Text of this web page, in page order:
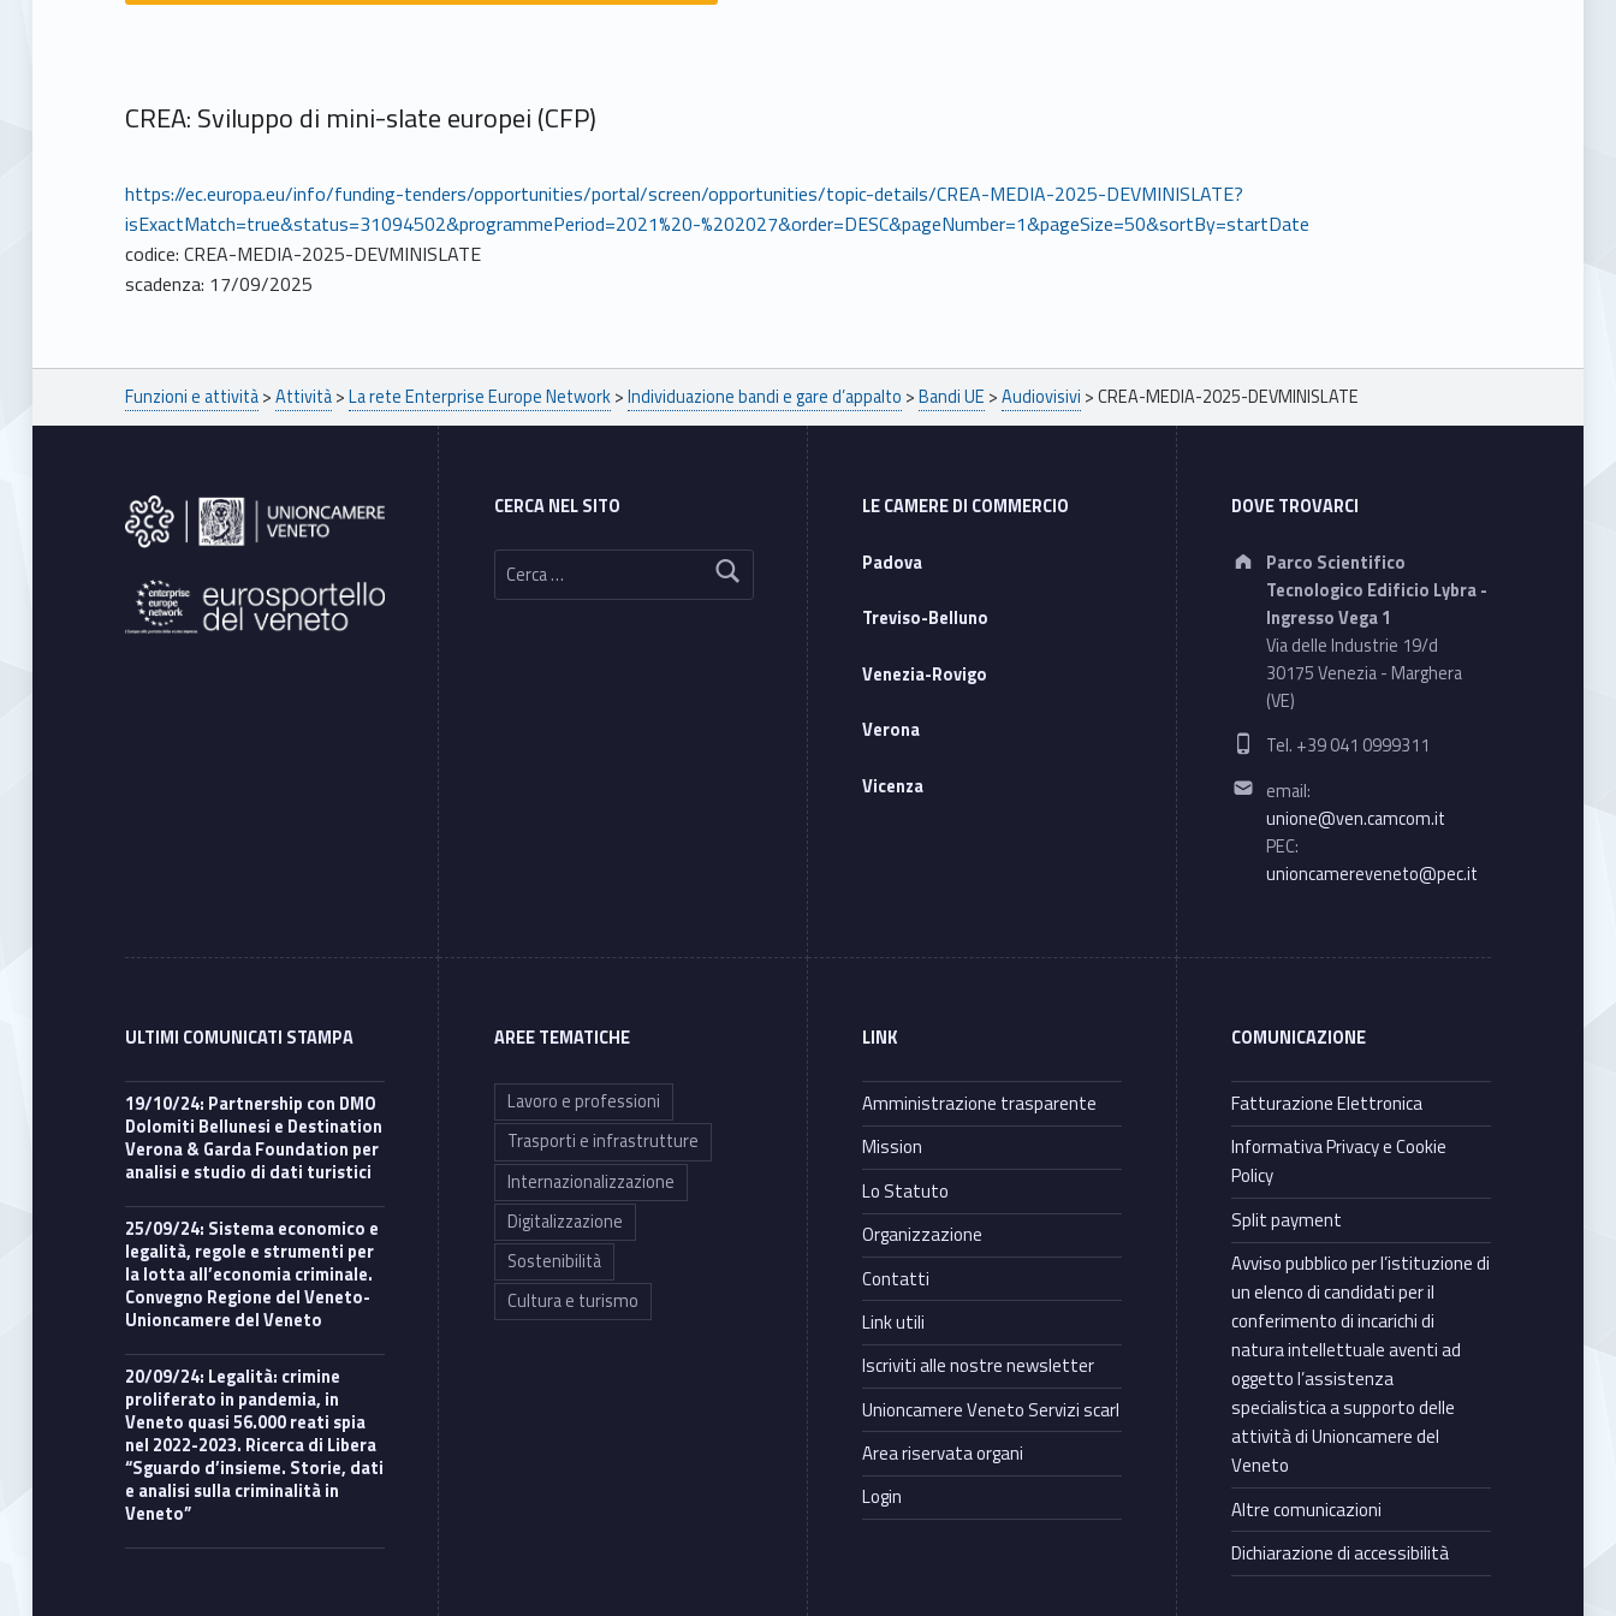
CREA: Sviluppo di mini-slate europei (CFP)
https://ec.europa.eu/info/funding-tenders/opportunities/portal/screen/opportunities/topic-details/CREA-MEDIA-2025-DEVMINISLATE?
isExactMatch=true&status=31094502&programmePeriod=2021%20-%202027&order=DESC&pageNumber=1&pageSize=50&sortBy=startDate
codice: CREA-MEDIA-2025-DEVMINISLATE
scadenza: 17/09/2025
Breadcrumbs navigation
Funzioni e attività>Attività>La rete Enterprise Europe Network>Individuazione bandi e gare d’appalto >Bandi UE >Audiovisivi >CREA-MEDIA-2025-DEVMINISLATE
Footer sidebar
CERCA NEL SITO
Ricerca per:
LE CAMERE DI COMMERCIO
Padova
Treviso-Belluno
Venezia-Rovigo
Verona
Vicenza
DOVE TROVARCI
Address:
Parco Scientifico
Tecnologico Edificio Lybra -
Ingresso Vega 1
Via delle Industrie 19/d
30175 Venezia - Marghera
(VE)
Phone number:
Tel. +39 041 0999311
Email address:
email:
unione@ven.camcom.it
PEC:
unioncamereveneto@pec.it
ULTIMI COMUNICATI STAMPA
19/10/24: Partnership con DMO
Dolomiti Bellunesi e Destination
Verona & Garda Foundation per
analisi e studio di dati turistici
25/09/24: Sistema economico e
legalità, regole e strumenti per
la lotta all’economia criminale.
Convegno Regione del Veneto-
Unioncamere del Veneto
20/09/24: Legalità: crimine
proliferato in pandemia, in
Veneto quasi 56.000 reati spia
nel 2022-2023. Ricerca di Libera
“Sguardo d’insieme. Storie, dati
e analisi sulla criminalità in
Veneto”
AREE TEMATICHE
Lavoro e professioni
Trasporti e infrastrutture
Internazionalizzazione
Digitalizzazione
Sostenibilità
Cultura e turismo
LINK
Amministrazione trasparente
Mission
Lo Statuto
Organizzazione
Contatti
Link utili
Iscriviti alle nostre newsletter
Unioncamere Veneto Servizi scarl
Area riservata organi
Login
COMUNICAZIONE
Fatturazione Elettronica
Informativa Privacy e Cookie
Policy
Split payment
Avviso pubblico per l’istituzione di
un elenco di candidati per il
conferimento di incarichi di
natura intellettuale aventi ad
oggetto l’assistenza
specialistica a supporto delle
attività di Unioncamere del
Veneto
Altre comunicazioni
Dichiarazione di accessibilità